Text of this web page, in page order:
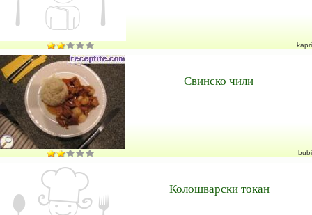
kapri
Свинско чили
bubi
Колошварски токан